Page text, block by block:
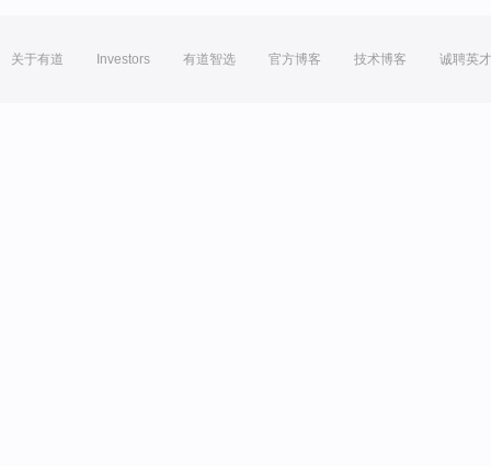
关于有道 Investors 有道智选 官方博客 技术博客 诚聘英才